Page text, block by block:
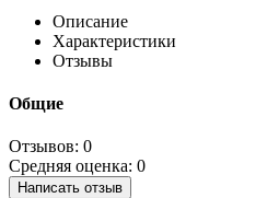
Описание
Характеристики
Отзывы
Общие
Отзывов: 0
Средняя оценка: 0
Написать отзыв